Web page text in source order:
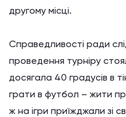
другому місці.
Справедливості ради
проведення турніру
досягала 40 градусів в
грати в футбол – жити
ж на ігри приїжджали зі